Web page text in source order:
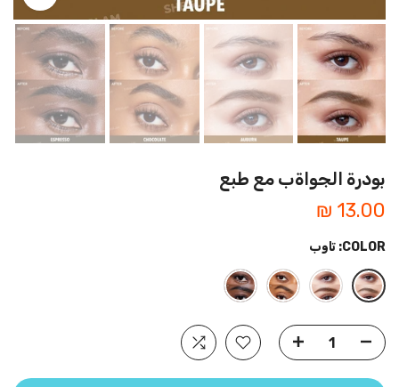
بودرة الجواةب مع طبع
13.00 ₪
COLOR: تاوب